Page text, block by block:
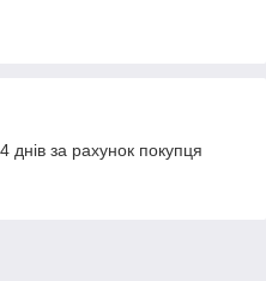
за рахунок покупця